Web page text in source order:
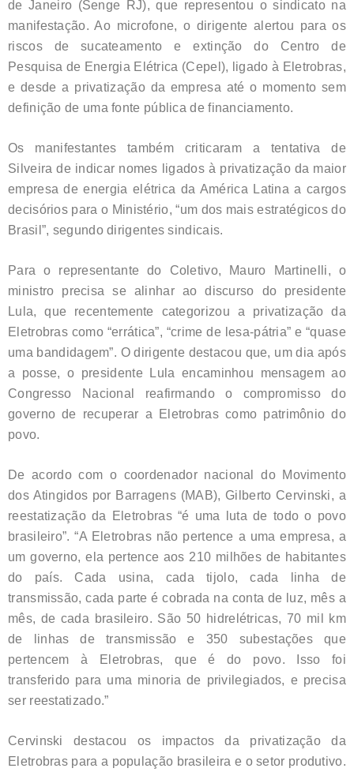
de Janeiro (Senge RJ), que representou o sindicato na
manifestação. Ao microfone, o dirigente alertou para os
riscos de sucateamento e extinção do Centro de
Pesquisa de Energia Elétrica (Cepel), ligado à Eletrobras,
e desde a privatização da empresa até o momento sem
definição de uma fonte pública de financiamento.
Os manifestantes também criticaram a tentativa de
Silveira de indicar nomes ligados à privatização da maior
empresa de energia elétrica da América Latina a cargos
decisórios para o Ministério, “um dos mais estratégicos do
Brasil”, segundo dirigentes sindicais.
Para o representante do Coletivo, Mauro Martinelli, o
ministro precisa se alinhar ao discurso do presidente
Lula, que recentemente categorizou a privatização da
Eletrobras como “errática”, “crime de lesa-pátria” e “quase
uma bandidagem”. O dirigente destacou que, um dia após
a posse, o presidente Lula encaminhou mensagem ao
Congresso Nacional reafirmando o compromisso do
governo de recuperar a Eletrobras como patrimônio do
povo.
De acordo com o coordenador nacional do Movimento
dos Atingidos por Barragens (MAB), Gilberto Cervinski, a
reestatização da Eletrobras “é uma luta de todo o povo
brasileiro”. “A Eletrobras não pertence a uma empresa, a
um governo, ela pertence aos 210 milhões de habitantes
do país. Cada usina, cada tijolo, cada linha de
transmissão, cada parte é cobrada na conta de luz, mês a
mês, de cada brasileiro. São 50 hidrelétricas, 70 mil km
de linhas de transmissão e 350 subestações que
pertencem à Eletrobras, que é do povo. Isso foi
transferido para uma minoria de privilegiados, e precisa
ser reestatizado.”
Cervinski destacou os impactos da privatização da
Eletrobras para a população brasileira e o setor produtivo.